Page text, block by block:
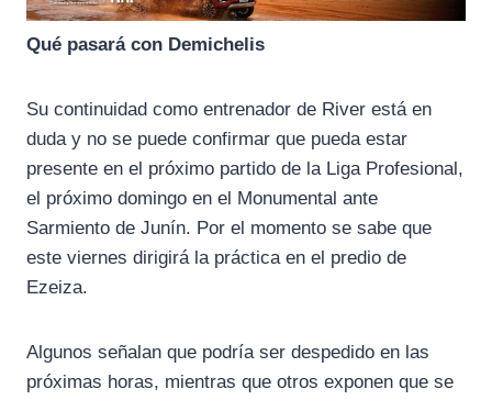
Qué pasará con Demichelis
Su continuidad como entrenador de River está en
duda y no se puede confirmar que pueda estar
presente en el próximo partido de la Liga Profesional,
el próximo domingo en el Monumental ante
Sarmiento de Junín. Por el momento se sabe que
este viernes dirigirá la práctica en el predio de
Ezeiza.
Algunos señalan que podría ser despedido en las
próximas horas, mientras que otros exponen que se